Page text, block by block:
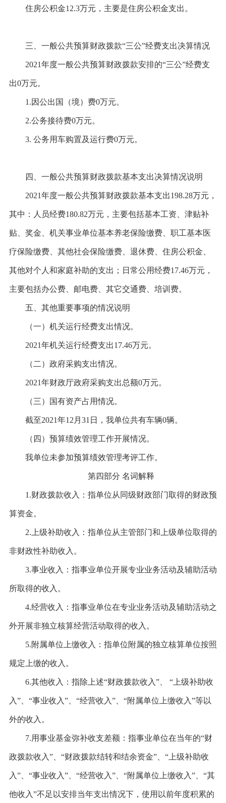
住房公积金12.3万元，主要是住房公积金支出。
三、一般公共预算财政拨款“三公”经费支出决算情况
2021年度一般公共预算财政拨款安排的“三公”经费支
出0万元。
1.因公出国（境）费0万元。
2.公务接待费0万元。
3. 公务用车购置及运行费0万元。
四、一般公共预算财政拨款基本支出决算情况说明
2021年度一般公共预算财政拨款基本支出198.28万元，
其中：人员经费180.82万元，主要包括基本工资、津贴补
贴、奖金、机关事业单位基本养老保险缴费、职工基本医
疗保险缴费、其他社会保险缴费、退休费、住房公积金、
其他对个人和家庭补助的支出；日常公用经费17.46万元，
主要包括办公费、邮电费、其它交通费、培训费。
五、其他重要事项的情况说明
（一）机关运行经费支出情况。
2021年机关运行经费支出17.46万元。
（二）政府采购支出情况。
2021年财政厅政府采购支出总额0万元。
（三）国有资产占用情况。
截至2021年12月31日，我单位共有车辆0辆。
（四）预算绩效管理工作开展情况。
我单位未参加预算绩效管理考评工作。
第四部分 名词解释
1.财政拨款收入：指单位从同级财政部门取得的财政预
算资金。
2.上级补助收入：指单位从主管部门和上级单位取得的
非财政性补助收入。
3.事业收入：指事业单位开展专业业务活动及辅助活动
所取得的收入。
4.经营收入：指事业单位在专业业务活动及辅助活动之
外开展非独立核算经营活动取得的收入。
5.附属单位上缴收入：指单位附属的独立核算单位按照
规定上缴的收入。
6.其他收入：指除上述“财政拨款收入”、 “上级补助收
入”、“事业收入”、“经营收入”、“附属单位上缴收入”等以
外的收入。
7.用事业基金弥补收支差额：指事业单位在当年的“财
政拨款收入”、“财政拨款结转和结余资金”、“上级补助收
入”、“事业收入”、“经营收入”、“附属单位上缴收入”、“其
他收入”不足以安排当年支出情况下，使用以前年度积累的